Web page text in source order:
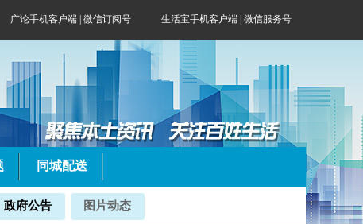
广论手机客户端 微信订阅号 生活宝手机客户端 | 微信服务号
同城配送
政府公告 图片动态